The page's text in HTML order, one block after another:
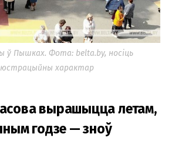
ў Пышках. Фота: belta.by, носіць
характар
вырашыцца летам,
годзе — зноў